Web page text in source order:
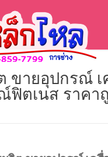
ขายอุปกรณ์ เ
ฟิตเนส ราคา